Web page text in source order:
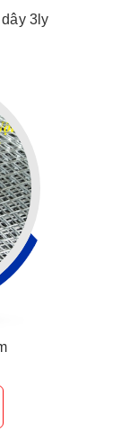
3ly